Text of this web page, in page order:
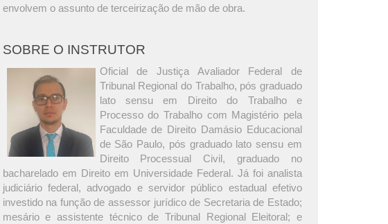
envolvem o assunto de terceirização de mão de obra.
SOBRE O INSTRUTOR
Oficial de Justiça Avaliador Federal de
Tribunal Regional do Trabalho, pós graduado
lato sensu em Direito do Trabalho e
Processo do Trabalho com Magistério pela
Faculdade de Direito Damásio Educacional
de São Paulo, pós graduado lato sensu em
Direito Processual Civil, graduado no
bacharelado em Direito em Universidade Federal. Já foi analista
judiciário federal, advogado e servidor público estadual efetivo
investido na função de assessor jurídico de Secretaria de Estado;
mesário e assistente técnico de Tribunal Regional Eleitoral; e